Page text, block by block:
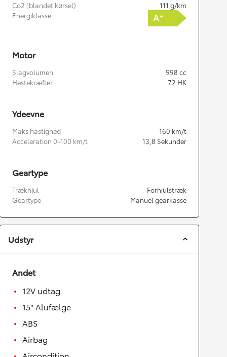
Co2 (blandet kørsel)
111 g/km
Energiklasse
Motor
Slagvolumen 998 cc
Hestekræfter
72 HK
Ydeevne
Maks hastighed 160 km/t
Acceleration 0-100 km/t
13,8 Sekunder
Geartype
Trækhjul
Forhjulstræk
Geartype
Manuel gearkasse
Udstyr
Andet
12V udtag
15" Alufælge
ABS
Airbag